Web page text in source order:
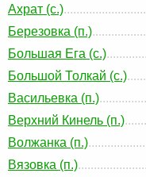
Ахрат (с.)
Березовка (п.)
Большая Ега (с.)
Большой Толкай (с.)
Васильевка (п.)
Верхний Кинель (п.)
Волжанка (п.)
Вязовка (п.)